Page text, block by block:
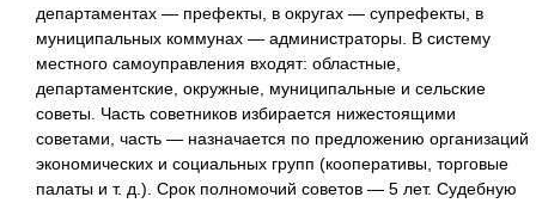
департаментах — префекты, в округах — супрефекты, в
муниципальных коммунах — администраторы. В систему
местного самоуправления входят: областные,
департаментские, окружные, муниципальные и сельские
советы. Часть советников избирается нижестоящими
советами, часть — назначается по предложению организаций
экономических и социальных групп (кооперативы, торговые
палаты и т. д.). Срок полномочий советов — 5 лет. Судебную